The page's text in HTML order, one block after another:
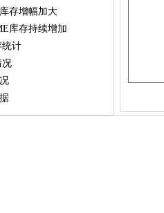
存增幅加大
库存持续增加
统计
况